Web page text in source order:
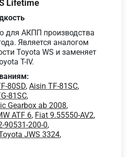
Lifetime
для АКПП производства
Является аналогом
Toyota WS и заменяет
T-IV.
80SD, Aisin TF-81SC,
81SC,
Gearbox ab 2008,
ATF 6, Fiat 9.55550-AV2,
90531-200-0,
JWS 3324,